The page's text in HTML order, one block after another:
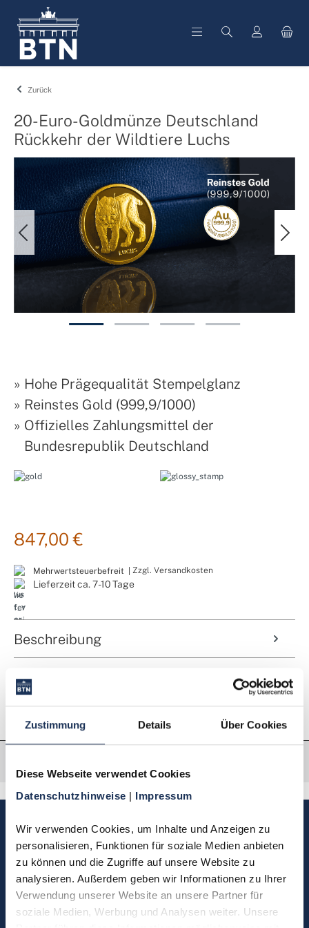
Zustimmung Details Über Cookies
Diese Webseite verwendet Cookies
Datenschutzhinweise | Impressum
Wir verwenden Cookies, um Inhalte und Anzeigen zu
personalisieren, Funktionen für soziale Medien anbieten
zu können und die Zugriffe auf unsere Website zu
analysieren. Außerdem geben wir Informationen zu Ihrer
Verwendung unserer Website an unsere Partner für
soziale Medien, Werbung und Analysen weiter. Unsere
springen
Zurück
20-Euro-Goldmünze Deutschland
Rückkehr der Wildtiere Luchs
» Hohe Prägequalität Stempelglanz
» Reinstes Gold (999,9/1000)
» Offizielles Zahlungsmittel der
Bundesrepublik Deutschland
847,00 €
Mehrwertsteuerbefreit | Zzgl. Versandkosten
Lieferzeit ca. 7-10 Tage
Beschreibung
Eigenschaften
Sie haben Fragen, möchten
Münzen bestellen oder eine
Bestellung zurücksenden?
Kontakt